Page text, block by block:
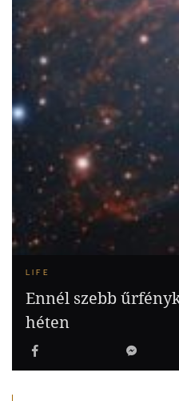
LIFE
Ennél szebb
héten